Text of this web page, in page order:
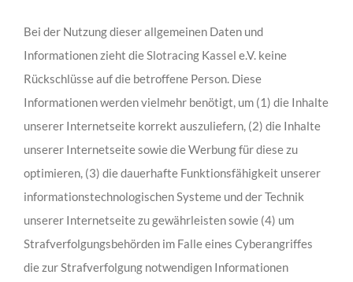
Bei der Nutzung dieser allgemeinen Daten und
Informationen zieht die Slotracing Kassel e.V. keine
Rückschlüsse auf die betroffene Person. Diese
Informationen werden vielmehr benötigt, um (1) die Inhalte
unserer Internetseite korrekt auszuliefern, (2) die Inhalte
unserer Internetseite sowie die Werbung für diese zu
optimieren, (3) die dauerhafte Funktionsfähigkeit unserer
informationstechnologischen Systeme und der Technik
unserer Internetseite zu gewährleisten sowie (4) um
Strafverfolgungsbehörden im Falle eines Cyberangriffes
die zur Strafverfolgung notwendigen Informationen